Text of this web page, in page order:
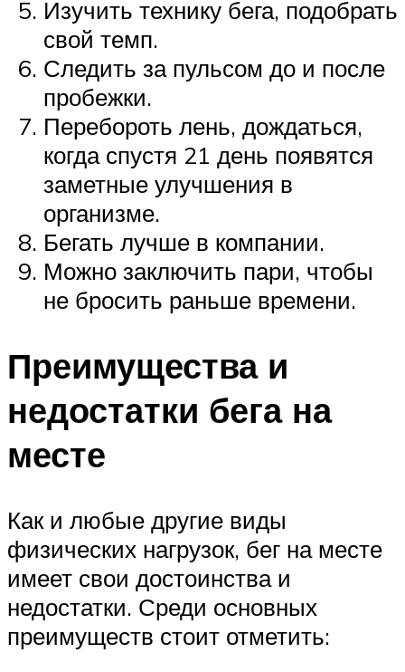
Изучить технику бега, подобрать
свой темп.
Следить за пульсом до и после
пробежки.
Перебороть лень, дождаться,
когда спустя 21 день появятся
заметные улучшения в
организме.
Бегать лучше в компании.
Можно заключить пари, чтобы
не бросить раньше времени.
Преимущества и
недостатки бега на
месте
Как и любые другие виды
физических нагрузок, бег на месте
имеет свои достоинства и
недостатки. Среди основных
преимуществ стоит отметить: